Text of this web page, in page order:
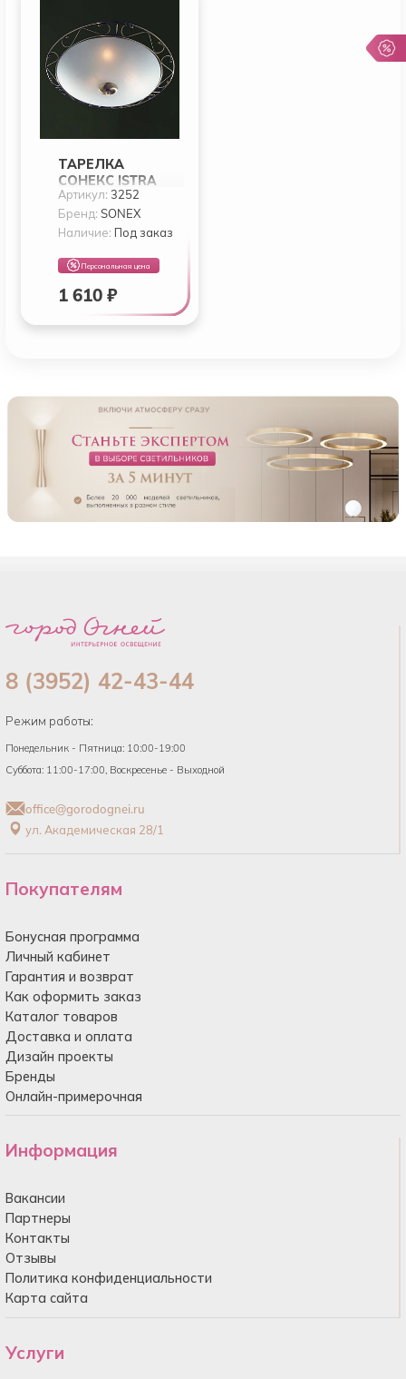
ТАРЕЛКА
СОНЕКС ISTRA
3252
Артикул: 3252
Бренд:SONEX
Наличие: Под заказ
Персональная цена
1 610 ₽
8 (3952) 42-43-44
Режим работы:
Понедельник - Пятница: 10:00-19:00
Суббота: 11:00-17:00, Воскресенье - Выходной
office@gorodognei.ru
ул. Академическая 28/1
Покупателям
Бонусная программа
Личный кабинет
Гарантия и возврат
Как оформить заказ
Каталог товаров
Доставка и оплата
Дизайн проекты
Бренды
Онлайн-примерочная
Информация
Вакансии
Партнеры
Контакты
Отзывы
Политика конфиденциальности
Карта сайта
Услуги